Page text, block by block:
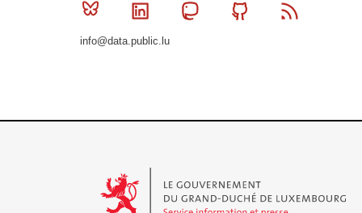
Bluesky Linkedin MastodonGithub
info@data.public.lu